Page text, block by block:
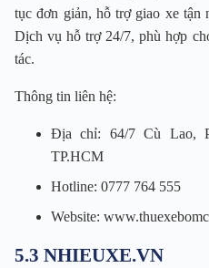
tục đơn giản, hỗ trợ giao xe tận
Dịch vụ hỗ trợ 24/7, phù hợp
tác.
Thông tin liên hệ:
Địa chỉ: 64/7 Cù Lao,
TP.HCM
Hotline: 0777 764 555
Website:
5.3 NHIEUXE.VN